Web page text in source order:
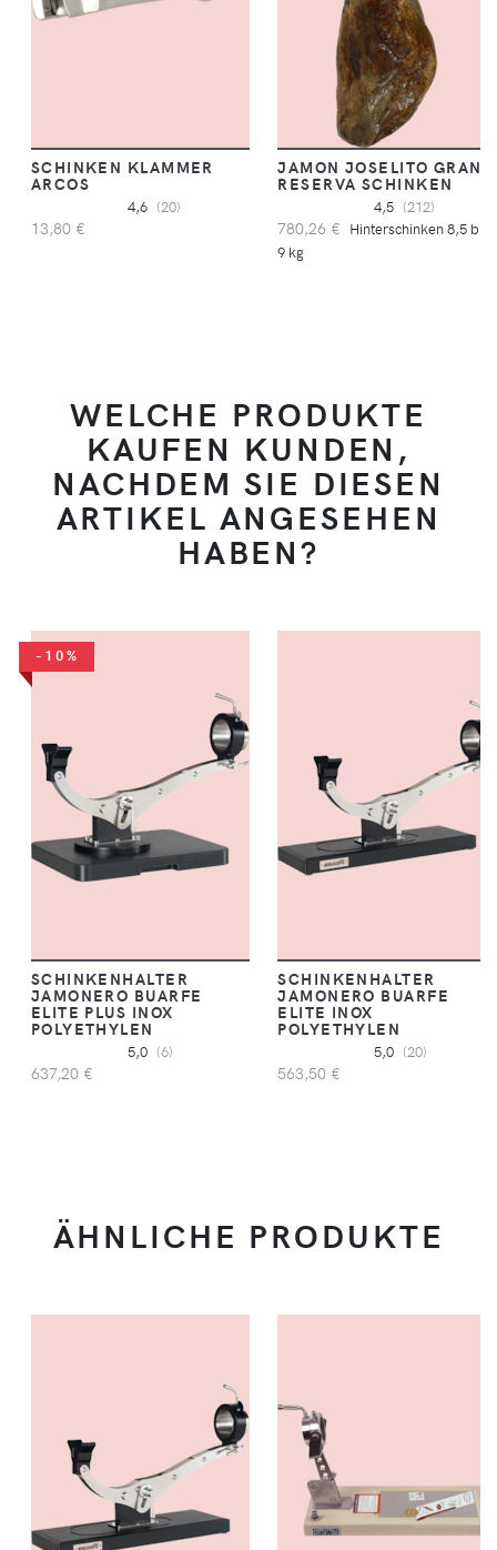
SCHINKEN KLAMMER
ARCOS
4,6 (20)
13,80 €
JAMON JOSELITO GRAN
RESERVA SCHINKEN
4,5 (212)
780,26 € Hinterschinken 8,5 bis
9 kg
WELCHE PRODUKTE
KAUFEN KUNDEN,
NACHDEM SIE DIESEN
ARTIKEL ANGESEHEN
HABEN?
-10%
SCHINKENHALTER
JAMONERO BUARFE
ELITE PLUS INOX
POLYETHYLEN
5,0 (6)
637,20 €
SCHINKENHALTER
JAMONERO BUARFE
ELITE INOX
POLYETHYLEN
5,0 (20)
563,50 €
ÄHNLICHE PRODUKTE